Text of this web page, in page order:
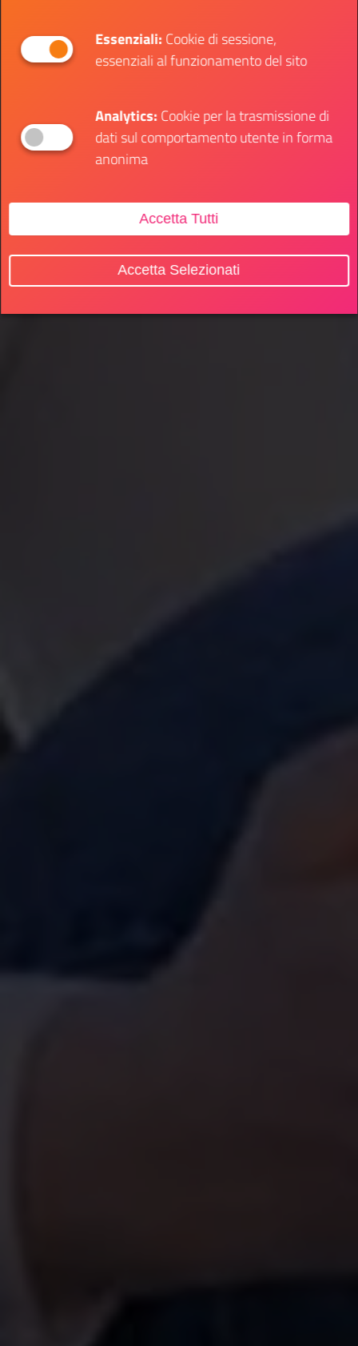
Essenziali:Cookie di sessione,
essenziali al funzionamento del sito
Analytics:Cookie per la trasmissione di
dati sul comportamento utente in forma
anonima
Accetta Tutti
Accetta Selezionati